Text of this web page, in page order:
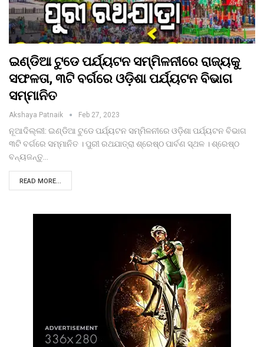
ଇଣ୍ଡିଆ ଟୁଡେ ପର୍ଯ୍ୟଟନ ସମ୍ମିଳନୀରେ ରାଜ୍ୟକୁ
ସଫଳତା, ୩ଟି ବର୍ଗରେ ଓଡ଼ିଶା ପର୍ଯ୍ୟଟନ ବିଭାଗ
ସମ୍ମାନିତ
Akshaya Patnaik Feb 27, 2023
ନୂଆଦିଲ୍ଲୀ: ଇଣ୍ଡିଆ ଟୁଡେ ପର୍ଯ୍ୟଟନ ସମ୍ମିଳନୀରେ ଓଡ଼ିଶା ପର୍ଯ୍ୟଟନ ବିଭାଗ
୩ଟି ବର୍ଗରେ ସମ୍ମାନିତ । ପୁରୀ ରଥଯାତ୍ରା ଶ୍ରେଷ୍ଠ ପାର୍ବଣ ସ୍ଥଳ । ଶ୍ରେଷ୍ଠ
ବନ୍ୟଜନ୍ତୁ…
READ MORE...